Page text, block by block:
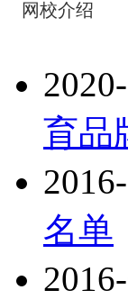
网校介绍
育品
名单